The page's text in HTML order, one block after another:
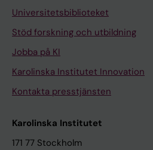
Universitetsbiblioteket
Stöd forskning och utbildning
Jobba på KI
Karolinska Institutet Innovation
Kontakta presstjänsten
Karolinska Institutet
171 77 Stockholm